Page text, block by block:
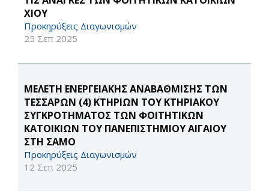
ΧΙΟΥ
Προκηρύξεις Διαγωνισμών
25 Σεπ 2025
ΜΕΛΕΤΗ ΕΝΕΡΓΕΙΑΚΗΣ ΑΝΑΒΑΘΜΙΣΗΣ ΤΩΝ
ΤΕΣΣΑΡΩΝ (4) ΚΤΗΡΙΩΝ ΤΟΥ ΚΤΗΡΙΑΚΟΥ
ΣΥΓΚΡΟΤΗΜΑΤΟΣ ΤΩΝ ΦΟΙΤΗΤΙΚΩΝ
ΚΑΤΟΙΚΙΩΝ ΤΟΥ ΠΑΝΕΠΙΣΤΗΜΙΟΥ ΑΙΓΑΙΟΥ
ΣΤΗ ΣΑΜΟ
Προκηρύξεις Διαγωνισμών
12 Σεπ 2025